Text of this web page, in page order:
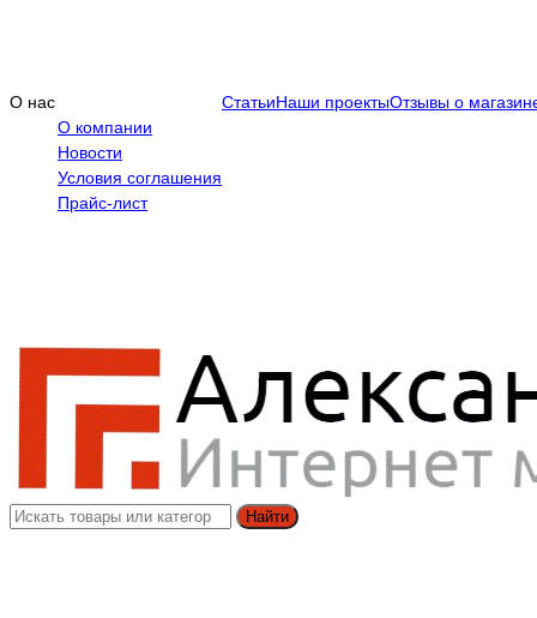
О нас
О компании
Новости
Условия соглашения
Прайс-лист
СтатьиНаши проектыОтзывы о
Найти